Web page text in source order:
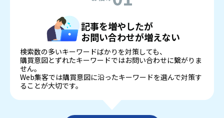
記事を増やしたが
お問い合わせが増えない
検索数の多いキーワードばかりを対策しても、
購買意図とずれたキーワードではお問い合わせに繋がりま
せん。
Web集客では購買意図に沿ったキーワードを選んで対策す
ることが大切です。